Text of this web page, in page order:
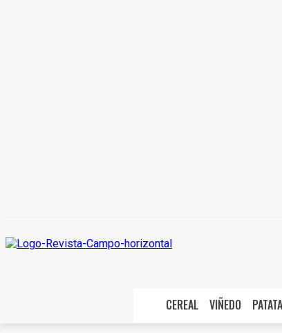
CEREAL VIÑEDO PATATA